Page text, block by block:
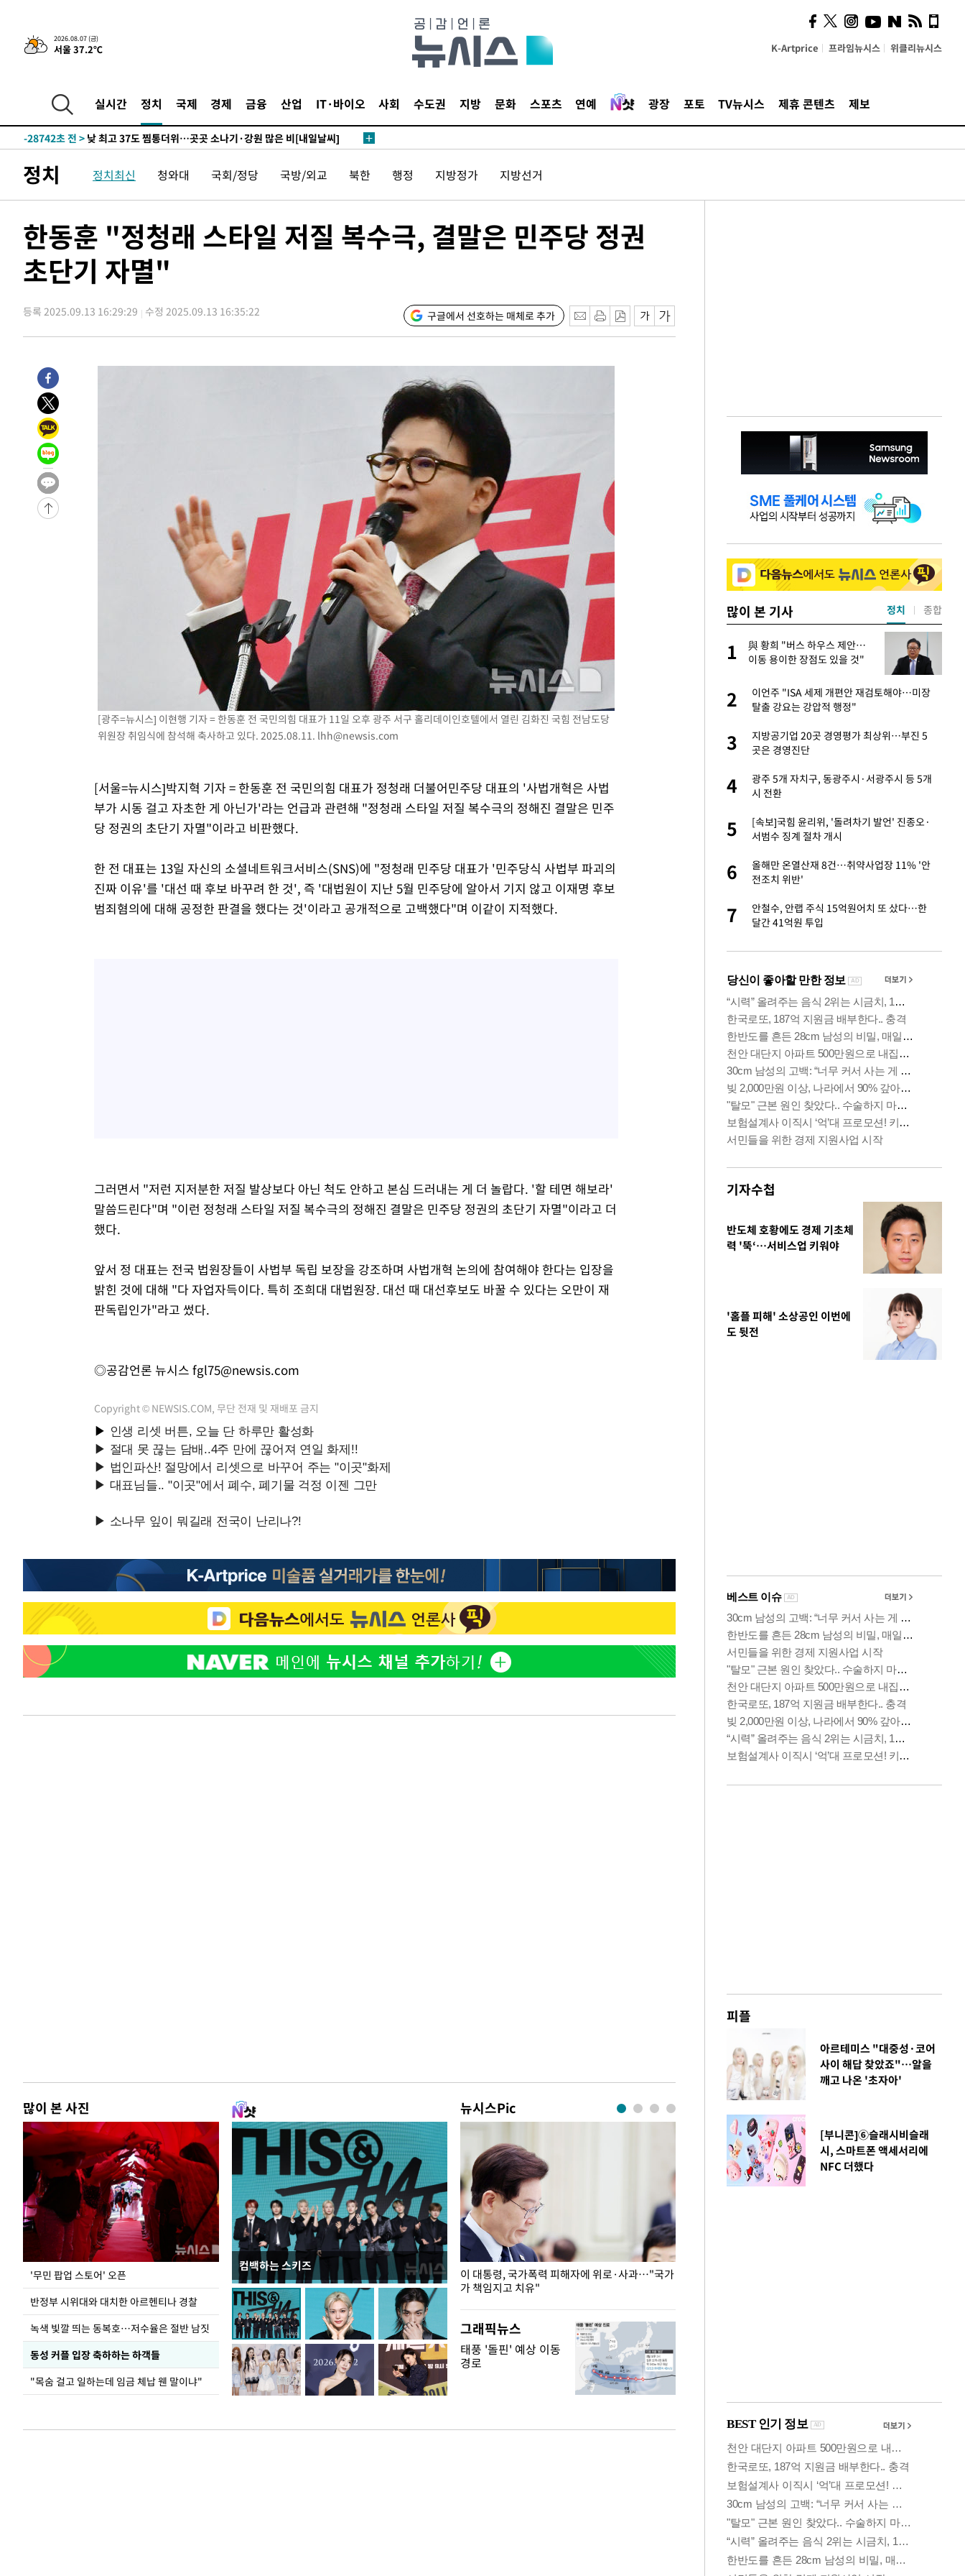
2026.08.07 (금)
서울 37.2℃ K-Artprice 프라임뉴시스 위클리뉴시스
실시간 정치 국제 경제 금융 산업 IT·바이오 사회 수도권 지방 문화 스포츠 연예 광장 포토 TV뉴시스 제휴 콘텐츠 제보
-2978초 전 > 민주 콩고 에볼라환자 4천명 돌파, 4053명 발생 1850명 사망
-30808초 전 >
[속보]이 대통령, '호우피해' 안동·의성 관할 4개 면 특별재난지역
-30771초 전 >
갈 수도
-28742초 전 > 낮 최고 37도 찜통더위…곳곳 소나기·강원 많은 비[내일날씨]
응"
-23904초 전 >
여자배구 이재영·이다영 자매, 아제르바이잔 투란VC 입단
-23157초 전 >외국인 심판 성 접대 7경기 들여다보니…한국 축구 '5승 2무'
-22844초 전 >[속보]코스피, 6200선 약보합…0.60% 내린 6258.77에 마쳐
-22824초 전 >[속보]원·달러 환율, 7.7원 내린 1416.1원 마감
-22713초 전 > [속보] 노원서 40.1도 관측…서울, 2018년 이후 첫 40도
-18676초 전 >외신들도 주목한 韓축구 파문…"국민적 공분에 수사 재개"
-18647초 전 >11시간 압수수색에 성접대 파문까지…'쑥대밭' 된 축구협회
병태 후임
-14027초 전 >
-9352초 전 >
-6512초 전 >
-6378초 전 >
-2978초 전 >
-30844초 전 >
-30808초 전 >
[속보]이 대통령, '호우피해' 안동·의성 관할 4개 면 특별재난지역
선포
-30771초 전 >
[단독]중수청 지원 검사들, 정원 초과 시 낮은 계급 임용…희망지 못
낮 최고 37도 찜통더위…곳곳 소나기·강원 많은 비[내일날씨]
SK하이닉스, 용인·청주 팹에 54조 투자…"AI 메모리 수요 선제 대
여자배구 이재영·이다영 자매, 아제르바이잔 투란VC 입단
외국인 심판 성 접대 7경기 들여다보니…한국 축구 '5승 2무'
[속보]코스닥, 2.86포인트(0.36%) 내린 798.81마감
[속보]코스피, 6200선 약보합…0.60% 내린 6258.77에 마쳐
[속보]원·달러 환율, 7.7원 내린 1416.1원 마감
[속보] 노원서 40.1도 관측…서울, 2018년 이후 첫 40도
[속보]종합특검, '계엄 수용공간 확보' 신용해 前교정본부장 기소
외신들도 주목한 韓축구 파문…"국민적 공분에 수사 재개"
11시간 압수수색에 성접대 파문까지…'쑥대밭' 된 축구협회
[속보]국힘 윤리위, '돌려차기 발언' 진종오·서범수 징계 절차 개시
[속보] 7월 중국 수출 23.9%↑ 수입 27.5%↑…무역총액 25.3%↑
[속보]'채상병 순직 책임' 임성근, 항소심도 징역 3년
민주 콩고 에볼라환자 4천명 돌파, 4053명 발생 1850명 사망
정치 정치최신 청와대 국회/정당 국방/외교 북한 행정 지방정가 지방선거
한동훈 "정청래 스타일 저질 복수극, 결말은 민주당 정권
초단기 자멸"
등록 2025.09.13 16:29:29 수정 2025.09.13 16:35:22 구글에서 선호하는 매체로 추가
[광주=뉴시스] 이현행 기자 = 한동훈 전 국민의힘 대표가 11일 오후 광주 서구 홀리데이인호텔에서 열린 김화진 국힘 전남도당
위원장 취임식에 참석해 축사하고 있다. 2025.08.11. lhh@newsis.com
[서울=뉴시스]박지혁 기자 = 한동훈 전 국민의힘 대표가 정청래 더불어민주당 대표의 '사법개혁은 사법
부가 시동 걸고 자초한 게 아닌가'라는 언급과 관련해 "정청래 스타일 저질 복수극의 정해진 결말은 민주
당 정권의 초단기 자멸"이라고 비판했다.
한 전 대표는 13일 자신의 소셜네트워크서비스(SNS)에 "정청래 민주당 대표가 '민주당식 사법부 파괴의
진짜 이유'를 '대선 때 후보 바꾸려 한 것', 즉 '대법원이 지난 5월 민주당에 알아서 기지 않고 이재명 후보
범죄혐의에 대해 공정한 판결을 했다는 것'이라고 공개적으로 고백했다"며 이같이 지적했다.
그러면서 "저런 지저분한 저질 발상보다 아닌 척도 안하고 본심 드러내는 게 더 놀랍다. '할 테면 해보라'
말씀드린다"며 "이런 정청래 스타일 저질 복수극의 정해진 결말은 민주당 정권의 초단기 자멸"이라고 더
했다.
앞서 정 대표는 전국 법원장들이 사법부 독립 보장을 강조하며 사법개혁 논의에 참여해야 한다는 입장을
밝힌 것에 대해 "다 자업자득이다. 특히 조희대 대법원장. 대선 때 대선후보도 바꿀 수 있다는 오만이 재
판독립인가"라고 썼다.
◎공감언론 뉴시스 fgl75@newsis.com
Copyright © NEWSIS.COM, 무단 전재 및 재배포 금지
많이 본 사진
'무민 팝업 스토어' 오픈
반정부 시위대와 대치한 아르헨티나 경찰
녹색 빛깔 띄는 동복호…저수율은 절반 남짓
동성 커플 입장 축하하는 하객들
"목숨 걸고 일하는데 임금 체납 웬 말이냐"
컴백하는 스키즈
뉴시스Pic
지석천 뒤덮은 개구리밥
이 대통령, 국가폭력 피해자에 위로·사과…"국가
가 책임지고 치유"
그래픽뉴스
태풍 '돌핀' 예상 이동
경로
많이 본 기사
"서장훈, 28억에 산 서초 건물
450억에 매물로"
2
"여군 지원 막힌 UDT 훈련 직접 해봤습니
다"…707 출신 女유튜버 '완벽 소화'
4
박찬민 딸 박민하, 배우·국가대표 병행하더
니…여유로운 근황 공개
6
[속보]SK하이닉스, 주당 375원 분기 배
당…"3분기 중 주주환원 방안 확정"
7
구윤철 "실거주 30억 이하 주택은 보유·양도
1
與 황희 "버스 하우스 제안…
이동 용이한 장점도 있을 것"
2
이언주 "ISA 세제 개편안 재검토해야…미장
탈출 강요는 강압적 행정"
3
지방공기업 20곳 경영평가 최상위…부진 5
곳은 경영진단
4
광주 5개 자치구, 동광주시·서광주시 등 5개
시 전환
5
[속보]국힘 윤리위, '돌려차기 발언' 진종오·
서범수 징계 절차 개시
6
올해만 온열산재 8건…취약사업장 11% '안
전조치 위반'
7
안철수, 안랩 주식 15억원어치 또 샀다…한
달간 41억원 투입
정치 종합
기자수첩
반도체 호황에도 경제 기초체
력 '뚝‘…서비스업 키워야
'홈플 피해' 소상공인 이번에
도 뒷전
피플
아르테미스 "대중성·코어
사이 해답 찾았죠"…알을
깨고 나온 '초자아'
[부니콘]⑥슬래시비슬래
시, 스마트폰 액세서리에
NFC 더했다